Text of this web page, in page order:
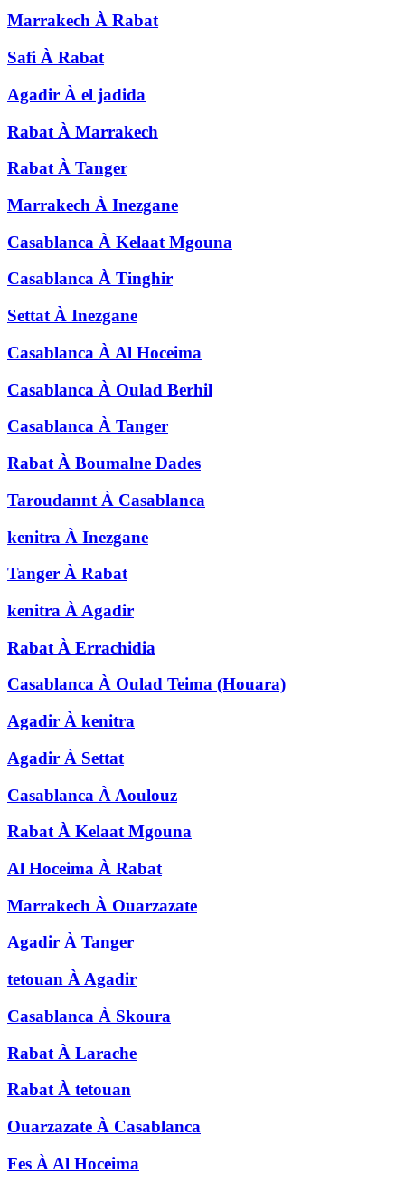
Marrakech À Rabat
Safi À Rabat
Agadir À el jadida
Rabat À Marrakech
Rabat À Tanger
Marrakech À Inezgane
Casablanca À Kelaat Mgouna
Casablanca À Tinghir
Settat À Inezgane
Casablanca À Al Hoceima
Casablanca À Oulad Berhil
Casablanca À Tanger
Rabat À Boumalne Dades
Taroudannt À Casablanca
kenitra À Inezgane
Tanger À Rabat
kenitra À Agadir
Rabat À Errachidia
Casablanca À Oulad Teima (Houara)
Agadir À kenitra
Agadir À Settat
Casablanca À Aoulouz
Rabat À Kelaat Mgouna
Al Hoceima À Rabat
Marrakech À Ouarzazate
Agadir À Tanger
tetouan À Agadir
Casablanca À Skoura
Rabat À Larache
Rabat À tetouan
Ouarzazate À Casablanca
Fes À Al Hoceima